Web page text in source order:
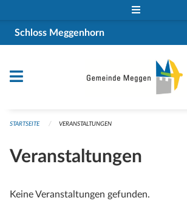
Schloss Meggenhorn
STARTSEITE VERANSTALTUNGEN
Veranstaltungen
Keine Veranstaltungen gefunden.